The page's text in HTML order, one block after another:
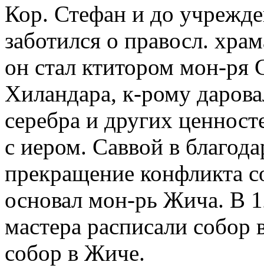
Кор. Стефан и до
заботился о правосл.
он стал ктитором мон-ря
Хиландара, к-рому
серебра и других
с иером. Саввой в
прекращение конфликта
основал мон-рь Жича. В
мастера расписали собор
собор в Жиче.